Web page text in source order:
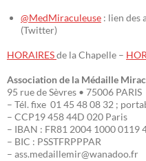
@MedMiraculeuse : lien des
(Twitter)
HORAIRESde la Chapelle –
Association de la Médaille
95 rue de Sèvres • 75006 PARIS
– Tél. fixe 01 45 48 08 32 ;
– CCP19 458 44D 020 Paris
– IBAN : FR81 2004 1000 0119
– BIC : PSSTFRPPPAR
– ass.medaillemir@wanadoo.fr